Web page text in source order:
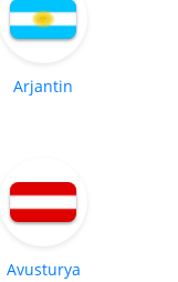
Arjantin
Avusturya